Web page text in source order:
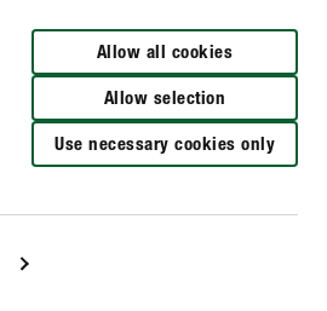
Allow all cookies
Allow selection
Use necessary cookies only